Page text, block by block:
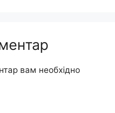
вам необхідно